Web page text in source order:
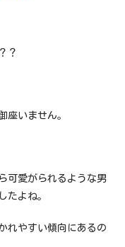
？？
座いません。
可愛がられるような男
たよね。
れやすい傾向にあるの